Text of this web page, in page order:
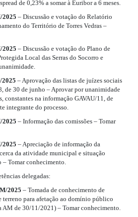
de 0,23% a somar à Euribor a 6 meses.
2025 – Discussão e votação do Relatório
do Território de Torres Vedras –
2025 – Discussão e votação do Plano de
Local das Serras do Socorro e
2025 – Aprovação das listas de juízes sociais
de 30 de junho – Aprovar por unanimidade
constantes na informação GAVAU/11, de
integrante do processo.
2025 – Informação das comissões – Tomar
2025 – Apreciação de informação da
da atividade municipal e situação
Tomar conhecimento.
delegadas:
2025 – Tomada de conhecimento de
terreno para afetação ao domínio público
AM de 30/11/2021) – Tomar conhecimento.